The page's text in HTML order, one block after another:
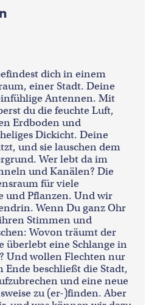
dich in einem
einer Stadt. Deine
Antennen. Mit
du die feuchte Luft,
Erdboden und
Dickicht. Deine
und sie lauschen dem
Wer lebt da im
und Kanälen? Die
für viele
und Pflanzen. Und wir
Wenn Du ganz Ohr
Stimmen und
Wovon träumt der
überlebt eine Schlange in
Und wollen Flechten nur
Ende beschließt die Stadt,
und eine neue
zu (er-)finden. Aber